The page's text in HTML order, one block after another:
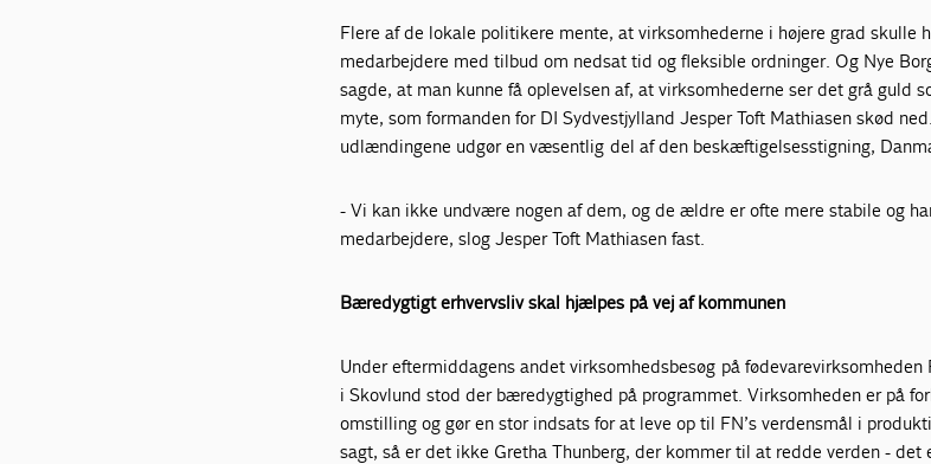
Flere af de lokale politikere mente, at virksomhederne i højere grad skulle
medarbejdere med tilbud om nedsat tid og fleksible ordninger. Og Nye
sagde, at man kunne få oplevelsen af, at virksomhederne ser det grå guld
myte, som formanden for DI Sydvestjylland Jesper Toft Mathiasen skød
udlændingene udgør en væsentlig del af den beskæftigelsesstigning,
- Vi kan ikke undvære nogen af dem, og de ældre er ofte mere stabile og
medarbejdere, slog Jesper Toft Mathiasen fast.
Bæredygtigt erhvervsliv skal hjælpes på vej af kommunen
Under eftermiddagens andet virksomhedsbesøg på
i Skovlund stod der bæredygtighed på programmet. Virksomheden er på
omstilling og gør en stor indsats for at leve op til FN’s verdensmål i
sagt, så er det ikke Gretha Thunberg, der kommer til at redde verden - det